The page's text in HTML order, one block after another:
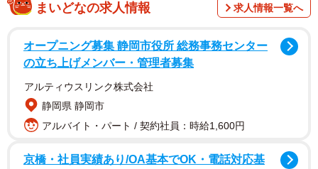
まいどなの求人情報 求人情報一覧へ
オープニング募集 静岡市役所 総務事務センター
の立ち上げメンバー・管理者募集
アルティウスリンク株式会社
静岡県 静岡市
アルバイト・パート / 契約社員：時給1,600円
京橋・社員実績あり/OA基本でOK・電話対応基